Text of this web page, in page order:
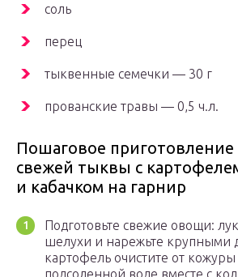
соль
перец
тыквенные семечки — 30 г
прованские травы — 0,5 ч.л.
Пошаговое
свежей тыквы с
и кабачком на гарнир
Подготовьте свежие овощи:
шелухи и нарежьте крупными
картофель очистите от
подсоленной воде вместе с